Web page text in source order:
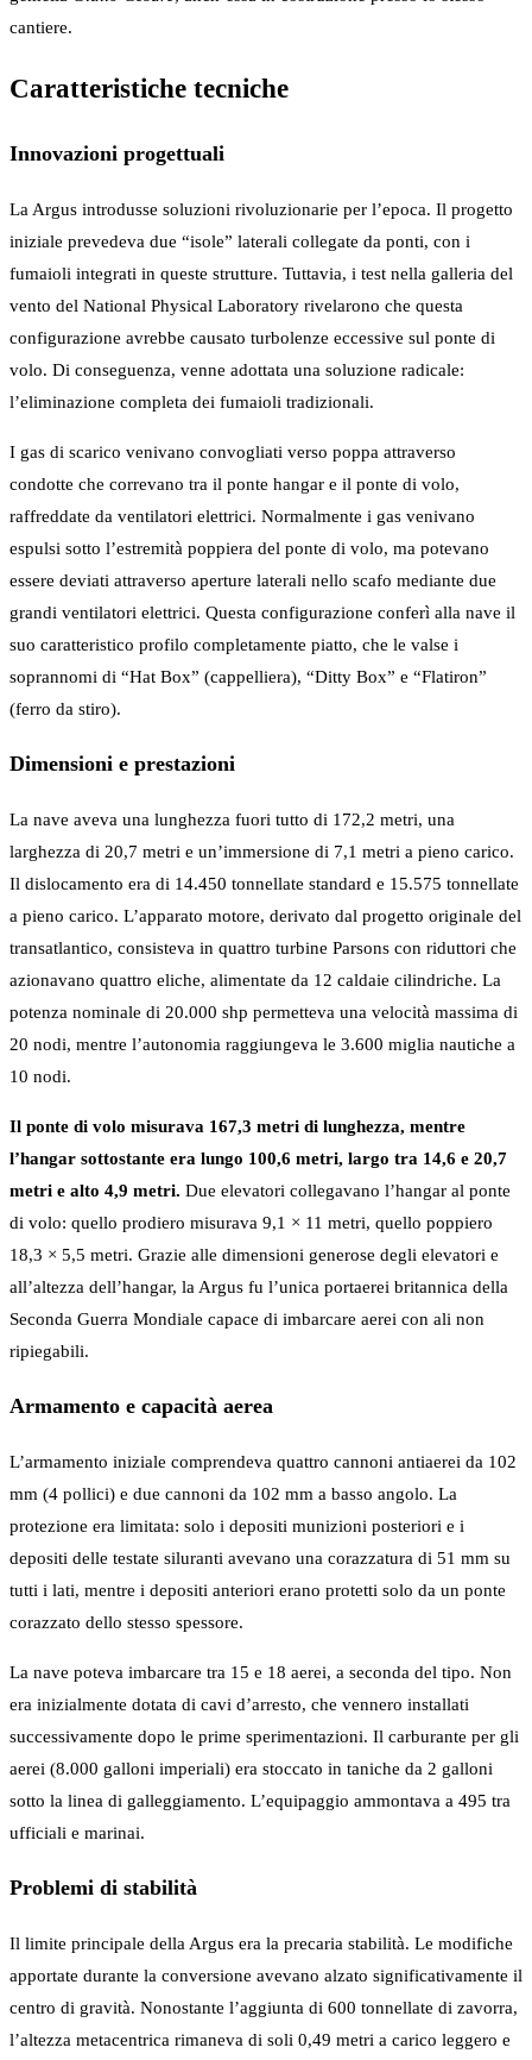
cantiere.
Caratteristiche tecniche
Innovazioni progettuali
La Argus introdusse soluzioni rivoluzionarie per l’epoca. Il progetto
iniziale prevedeva due “isole” laterali collegate da ponti, con i
fumaioli integrati in queste strutture. Tuttavia, i test nella galleria del
vento del National Physical Laboratory rivelarono che questa
configurazione avrebbe causato turbolenze eccessive sul ponte di
volo. Di conseguenza, venne adottata una soluzione radicale:
l’eliminazione completa dei fumaioli tradizionali.
I gas di scarico venivano convogliati verso poppa attraverso
condotte che correvano tra il ponte hangar e il ponte di volo,
raffreddate da ventilatori elettrici. Normalmente i gas venivano
espulsi sotto l’estremità poppiera del ponte di volo, ma potevano
essere deviati attraverso aperture laterali nello scafo mediante due
grandi ventilatori elettrici. Questa configurazione conferì alla nave il
suo caratteristico profilo completamente piatto, che le valse i
soprannomi di “Hat Box” (cappelliera), “Ditty Box” e “Flatiron”
(ferro da stiro).
Dimensioni e prestazioni
La nave aveva una lunghezza fuori tutto di 172,2 metri, una
larghezza di 20,7 metri e un’immersione di 7,1 metri a pieno carico.
Il dislocamento era di 14.450 tonnellate standard e 15.575 tonnellate
a pieno carico. L’apparato motore, derivato dal progetto originale del
transatlantico, consisteva in quattro turbine Parsons con riduttori che
azionavano quattro eliche, alimentate da 12 caldaie cilindriche. La
potenza nominale di 20.000 shp permetteva una velocità massima di
20 nodi, mentre l’autonomia raggiungeva le 3.600 miglia nautiche a
10 nodi.
Il ponte di volo misurava 167,3 metri di lunghezza, mentre
l’hangar sottostante era lungo 100,6 metri, largo tra 14,6 e 20,7
metri e alto 4,9 metri. Due elevatori collegavano l’hangar al ponte
di volo: quello prodiero misurava 9,1 × 11 metri, quello poppiero
18,3 × 5,5 metri. Grazie alle dimensioni generose degli elevatori e
all’altezza dell’hangar, la Argus fu l’unica portaerei britannica della
Seconda Guerra Mondiale capace di imbarcare aerei con ali non
ripiegabili.
Armamento e capacità aerea
L’armamento iniziale comprendeva quattro cannoni antiaerei da 102
mm (4 pollici) e due cannoni da 102 mm a basso angolo. La
protezione era limitata: solo i depositi munizioni posteriori e i
depositi delle testate siluranti avevano una corazzatura di 51 mm su
tutti i lati, mentre i depositi anteriori erano protetti solo da un ponte
corazzato dello stesso spessore.
La nave poteva imbarcare tra 15 e 18 aerei, a seconda del tipo. Non
era inizialmente dotata di cavi d’arresto, che vennero installati
successivamente dopo le prime sperimentazioni. Il carburante per gli
aerei (8.000 galloni imperiali) era stoccato in taniche da 2 galloni
sotto la linea di galleggiamento. L’equipaggio ammontava a 495 tra
ufficiali e marinai.
Problemi di stabilità
Il limite principale della Argus era la precaria stabilità. Le modifiche
apportate durante la conversione avevano alzato significativamente il
centro di gravità. Nonostante l’aggiunta di 600 tonnellate di zavorra,
l’altezza metacentrica rimaneva di soli 0,49 metri a carico leggero e